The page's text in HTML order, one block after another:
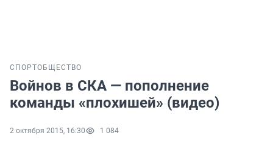
СПОРТОБЩЕСТВО
Войнов в СКА — пополнение
команды «плохишей» (видео)
2 октября 2015, 16:30 1 084